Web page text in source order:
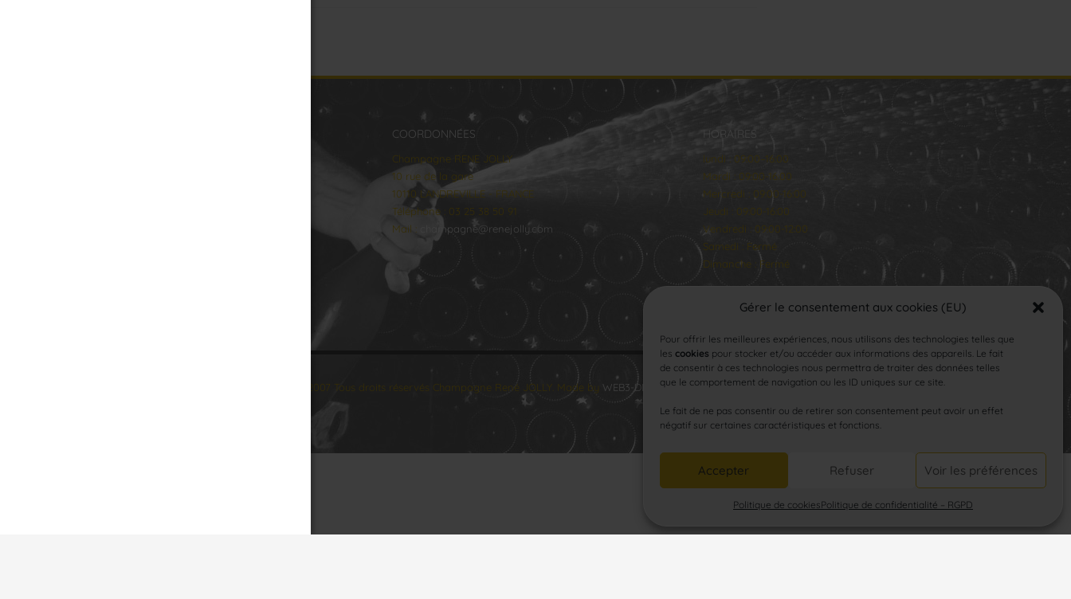
Gérer le consentement aux cookies (EU)
Pour offrir les meilleures expériences, nous utilisons des technologies telles que
les cookies pour stocker et/ou accéder aux informations des appareils. Le fait
de consentir à ces technologies nous permettra de traiter des données telles
que le comportement de navigation ou les ID uniques sur ce site.
Le fait de ne pas consentir ou de retirer son consentement peut avoir un effet
négatif sur certaines caractéristiques et fonctions.
Accepter Refuser Voir les préférences
Politique de cookiesPolitique de confidentialité – RGPD
COORDONNÉES
Champagne RENE JOLLY
10 rue de la gare
10110 LANDREVILLE - FRANCE
Téléphone : 03 25 38 50 91
Mail :
champagne@renejolly.com
HORAIRES
lundi : 09:00–16:00
Mardi : 09:00-16:00
Mercredi : 09:00-16:00
Jeudi : 09:00-16:00
Vendredi : 09:00-12:00
Samedi : Fermé
Dimanche : Fermé
© 2007 Tous droits réservés Champagne René JOLLY. Made by WEB3-DESIGN.